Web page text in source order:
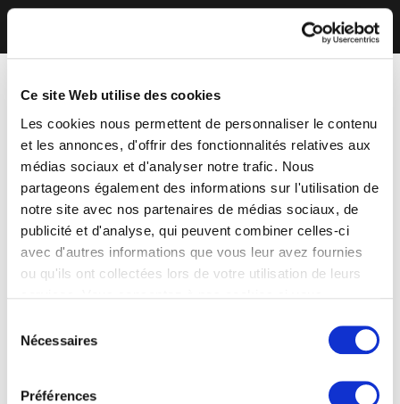
Ce site Web utilise des cookies
Les cookies nous permettent de personnaliser le contenu
et les annonces, d'offrir des fonctionnalités relatives aux
médias sociaux et d'analyser notre trafic. Nous
partageons également des informations sur l'utilisation de
notre site avec nos partenaires de médias sociaux, de
publicité et d'analyse, qui peuvent combiner celles-ci
avec d'autres informations que vous leur avez fournies
ou qu'ils ont collectées lors de votre utilisation de leurs
Nécessaires
Préférences